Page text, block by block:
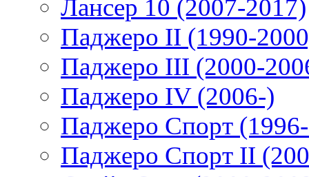
Лансер 10 (2007-2017)
Паджеро II (1990-
Паджеро III (2000-
Паджеро IV (2006-)
Паджеро Спорт
Паджеро Спорт II